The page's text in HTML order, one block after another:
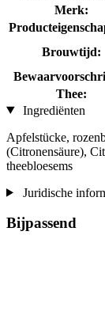
Merk:
Brouwtijd:
Thee:
Ingrediënten
Apfelstücke,
(Citronensäure),
theebloesems
Juridische
Bijpassend